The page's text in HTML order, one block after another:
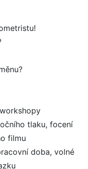
tlaku, focení
filmu
doba, volné